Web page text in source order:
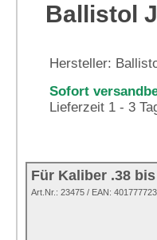
Ballistol
Hersteller:
Sofort
Lieferzeit 1 - 3
Für Kaliber .38
Art.Nr.: 23475 / EAN: